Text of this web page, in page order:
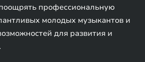
профессиональную
молодых музыкантов и
для развития и